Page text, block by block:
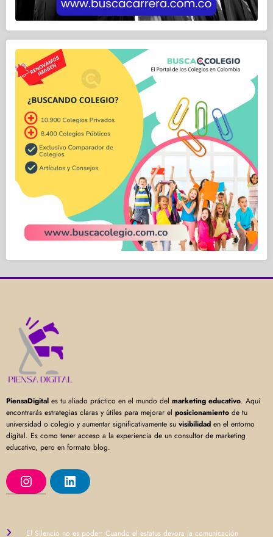
PiensaDigital es tu aliado práctico en el mundo del marketing educativo. Aquí
encontrarás estrategias claras y útiles para mejorar el posicionamiento de tu
universidad o colegio y aumentar significativamente su visibilidad en el entorno
digital. Es como tener acceso a la experiencia de un consultor de marketing
educativo, pero en formato blog.
I
n
r
L
i
I
El Silencio no es poder: Cuando el estatus devora la comunicación